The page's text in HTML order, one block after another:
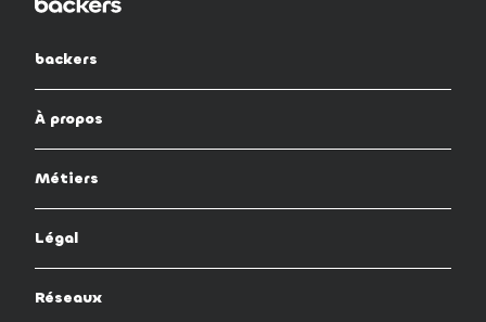
backers
À propos
Métiers
Légal
Réseaux